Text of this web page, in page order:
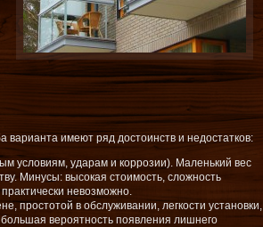
имеют ряд достоинств и недостатков:
условиям, ударам и коррозии). Маленький вес
Минусы: высокая стоимость, сложность
невозможно.
простотой в обслуживании, легкости установки,
вероятность появления лишнего